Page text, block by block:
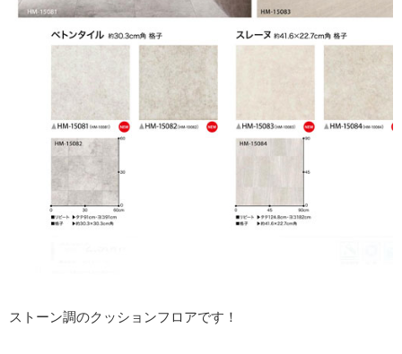
ストーン調のクッションフロアです！